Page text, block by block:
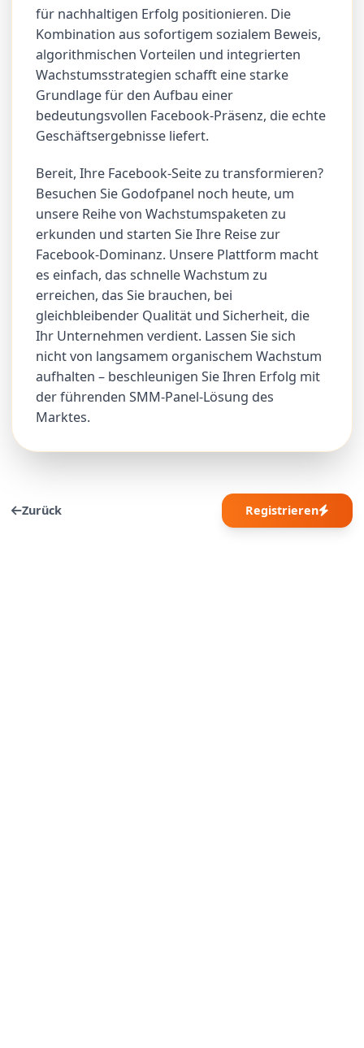
für nachhaltigen Erfolg positionieren. Die
Kombination aus sofortigem sozialem Beweis,
algorithmischen Vorteilen und integrierten
Wachstumsstrategien schafft eine starke
Grundlage für den Aufbau einer
bedeutungsvollen Facebook-Präsenz, die echte
Geschäftsergebnisse liefert.
Bereit, Ihre Facebook-Seite zu transformieren?
Besuchen Sie Godofpanel noch heute, um
unsere Reihe von Wachstumspaketen zu
erkunden und starten Sie Ihre Reise zur
Facebook-Dominanz. Unsere Plattform macht
es einfach, das schnelle Wachstum zu
erreichen, das Sie brauchen, bei
gleichbleibender Qualität und Sicherheit, die
Ihr Unternehmen verdient. Lassen Sie sich
nicht von langsamem organischem Wachstum
aufhalten – beschleunigen Sie Ihren Erfolg mit
der führenden SMM-Panel-Lösung des
Marktes.
Zurück Registrieren